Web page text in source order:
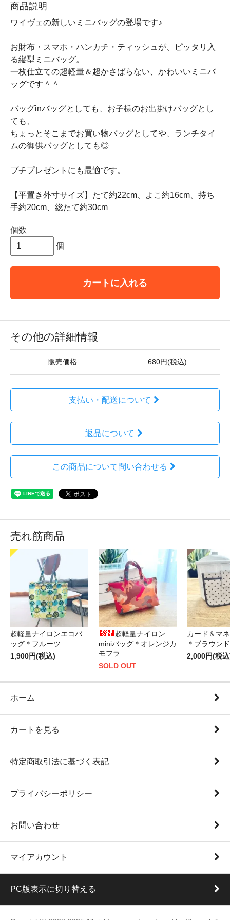
商品説明
ワイヴェの新しいミニバッグの登場です♪
お財布・スマホ・ハンカチ・ティッシュが、ピッタリ入
る縦型ミニバッグ。
一枚仕立ての超軽量＆超かさばらない、かわいいミニバ
ッグです＾＾
バッグinバッグとしても、お子様のお出掛けバッグとし
ても、
ちょっとそこまでお買い物バッグとしてや、ランチタイ
ムの御供バッグとしても◎
プチプレゼントにも最適です。
【平置き外寸サイズ】たて約22cm、よこ約16cm、持ち
手約20cm、総たて約30cm
個数
個
カートに入れる
その他の詳細情報
販売価格 680円(税込)
支払い・配送について
返品について
この商品について問い合わせる
売れ筋商品
超軽量ナイロンエコバ
ッグ＊フルーツ
1,900円(税込)
超軽量ナイロン
miniバッグ＊オレンジカ
モフラ
SOLD OUT
カード＆マ
＊ブラウン
2,000円(税
ホーム
カートを見る
特定商取引法に基づく表記
プライバシーポリシー
お問い合わせ
マイアカウント
PC版表示に切り替える